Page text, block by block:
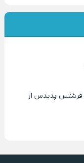
فرشتس پدیدس از